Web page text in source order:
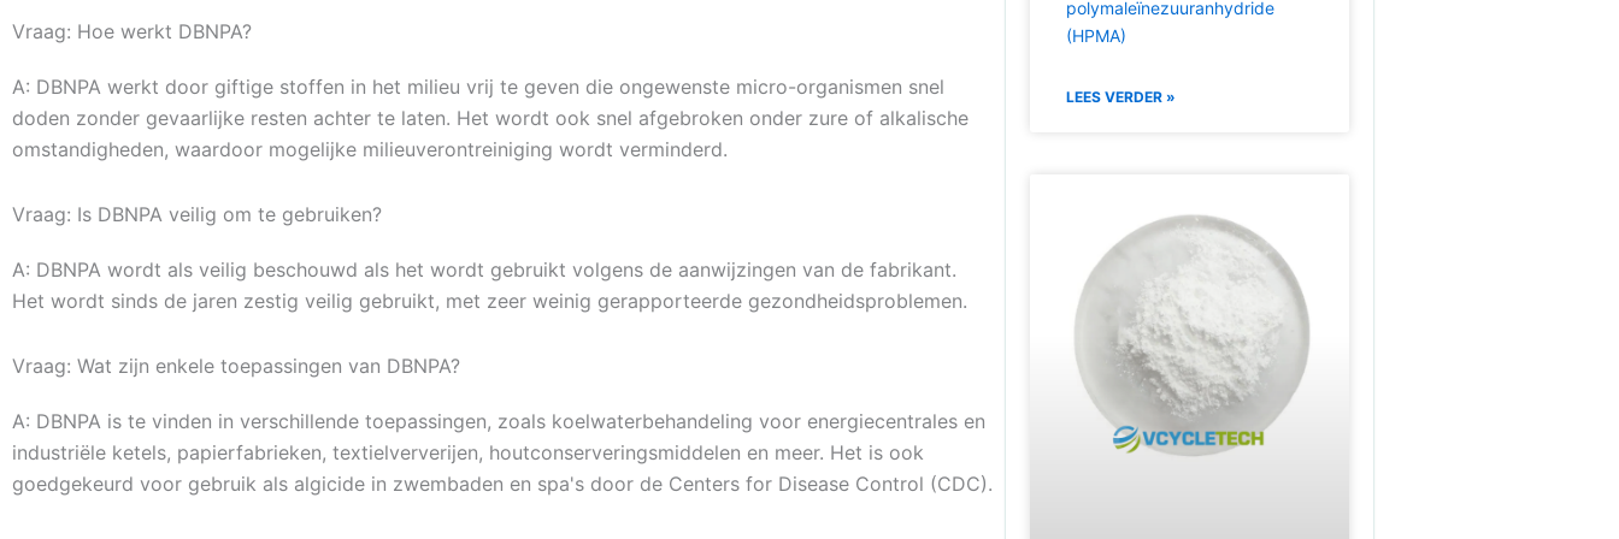
Vraag: Hoe werkt DBNPA?
A: DBNPA werkt door giftige stoffen in het milieu vrij te geven die ongewenste micro-organismen snel
doden zonder gevaarlijke resten achter te laten. Het wordt ook snel afgebroken onder zure of alkalische
omstandigheden, waardoor mogelijke milieuverontreiniging wordt verminderd.
Vraag: Is DBNPA veilig om te gebruiken?
A: DBNPA wordt als veilig beschouwd als het wordt gebruikt volgens de aanwijzingen van de fabrikant.
Het wordt sinds de jaren zestig veilig gebruikt, met zeer weinig gerapporteerde gezondheidsproblemen.
Vraag: Wat zijn enkele toepassingen van DBNPA?
A: DBNPA is te vinden in verschillende toepassingen, zoals koelwaterbehandeling voor energiecentrales en
industriële ketels, papierfabrieken, textielververijen, houtconserveringsmiddelen en meer. Het is ook
goedgekeurd voor gebruik als algicide in zwembaden en spa's door de Centers for Disease Control (CDC).
polymaleïnezuuranhydride
(HPMA)
LEES VERDER »